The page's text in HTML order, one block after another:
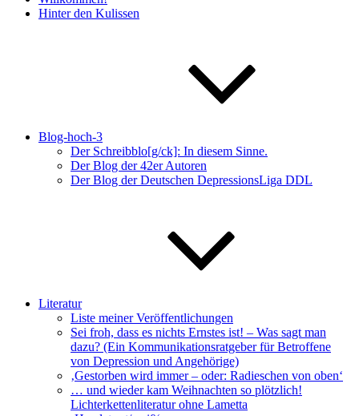
Hinter den Kulissen
Blog-hoch-3
Der Schreibblo[g/ck]: In diesem Sinne.
Der Blog der 42er Autoren
Der Blog der Deutschen DepressionsLiga DDL
Literatur
Liste meiner Veröffentlichungen
Sei froh, dass es nichts Ernstes ist! – Was sagt man
dazu? (Ein Kommunikationsratgeber für Betroffene
von Depression und Angehörige)
‚Gestorben wird immer – oder: Radieschen von oben‘
… und wieder kam Weihnachten so plötzlich!
Lichterkettenliteratur ohne Lametta